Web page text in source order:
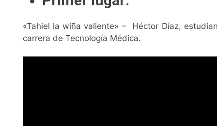
«Tahiel la wiña valiente» – Héctor Díaz,
carrera de Tecnología Médica.